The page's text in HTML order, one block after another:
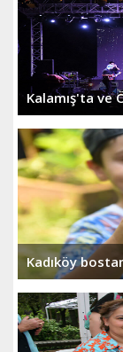
Kalamış'ta ve
Kadıköy